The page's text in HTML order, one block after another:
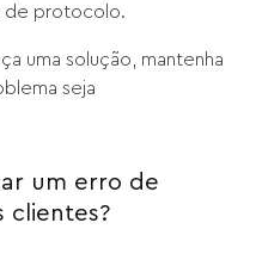
de protocolo.
uma solução, mantenha
seja
um erro de
clientes?